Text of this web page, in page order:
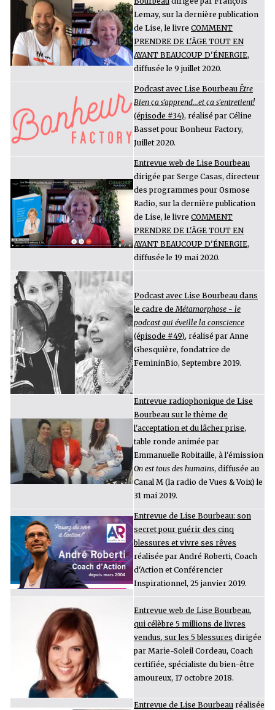
Lemay, sur la dernière publication
de Lise, le livre COMMENT
PRENDRE DE L'ÂGE TOUT EN
AYANT BEAUCOUP D'ÉNERGIE,
diffusée le 9 juillet 2020.
Podcast avec Lise Bourbeau Être
Bien ça s'apprend...et ça s'entretient!
(épisode #34), réalisé par Céline
Basset pour Bonheur Factory,
Juillet 2020.
Entrevue web de Lise Bourbeau
dirigée par Serge Casas, directeur
des programmes pour Osmose
Radio, sur la dernière publication
de Lise, le livre COMMENT
PRENDRE DE L'ÂGE TOUT EN
AYANT BEAUCOUP D'ÉNERGIE,
diffusée le 19 mai 2020.
Podcast avec Lise Bourbeau dans
le cadre deMétamorphose - le
podcast qui éveille la conscience
(épisode #49), réalisé par Anne
Ghesquière, fondatrice de
FemininBio, Septembre 2019.
Entrevue radiophonique de Lise
Bourbeau sur le thème de
l'acceptation et du lâcher prise,
table ronde animée par
Emmanuelle Robitaille, à l'émission
On est tous des humains, diffusée au
Canal M (la radio de Vues & Voix) le
31 mai 2019.
Entrevue de Lise Bourbeau: son
secret pour guérir des cinq
blessures et vivre ses rêves
réalisée par André Roberti, Coach
d'Action et Conférencier
Inspirationnel, 25 janvier 2019.
Entrevue web de Lise Bourbeau,
qui célèbre 5 millions de livres
vendus, sur les 5 blessures dirigée
par Marie-Soleil Cordeau, Coach
certifiée, spécialiste du bien-être
amoureux, 17 octobre 2018.
Entrevue de Lise Bourbeau réalisée